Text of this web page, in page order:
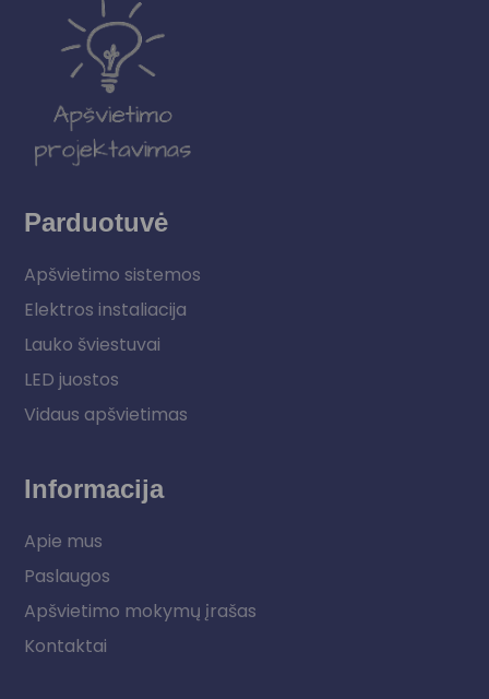
Parduotuvė
Apšvietimo sistemos
Elektros instaliacija
Lauko šviestuvai
LED juostos
Vidaus apšvietimas
Informacija
Apie mus
Paslaugos
Apšvietimo mokymų įrašas
Kontaktai